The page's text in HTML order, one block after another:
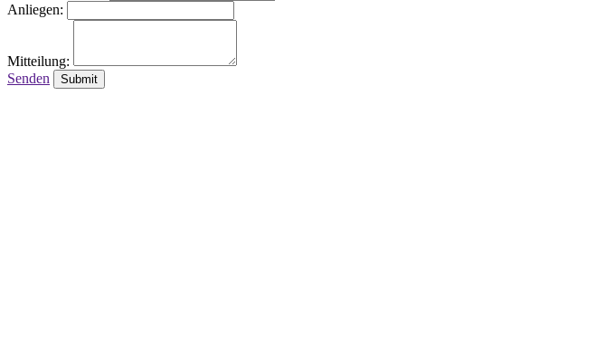
Anliegen:
Mitteilung:
Senden